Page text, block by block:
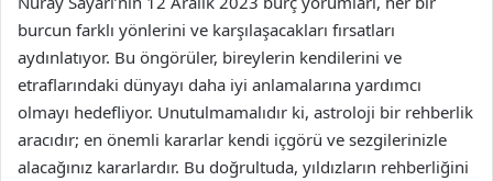
burcun farklı yönlerini ve karşılaşacakları fırsatları
aydınlatıyor. Bu öngörüler, bireylerin kendilerini ve
etraflarındaki dünyayı daha iyi anlamalarına yardımcı
olmayı hedefliyor. Unutulmamalıdır ki, astroloji bir rehberlik
aracıdır; en önemli kararlar kendi içgörü ve sezgilerinizle
alacağınız kararlardır. Bu doğrultuda, yıldızların rehberliğini